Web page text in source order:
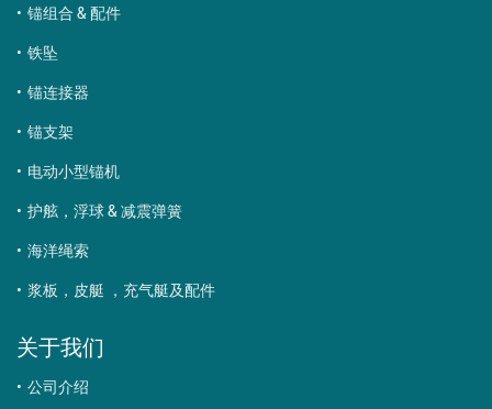
锚组合 & 配件
铁坠
锚连接器
锚支架
电动小型锚机
护舷，浮球 & 减震弹簧
海洋绳索
浆板，皮艇 ，充气艇及配件
关于我们
公司介绍